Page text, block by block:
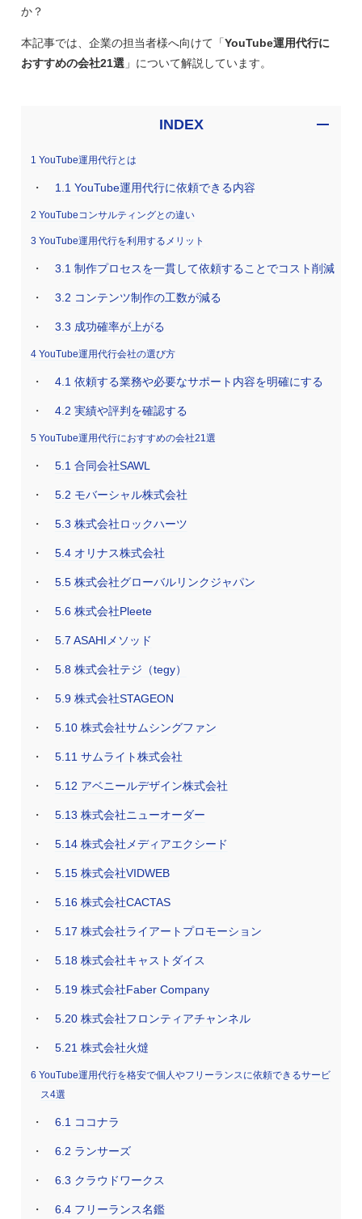
か？
本記事では、企業の担当者様へ向けて「YouTube運用代行に
おすすめの会社21選 」について解説しています。
INDEX
1 YouTube運用代行とは
1.1 YouTube運用代行に依頼できる内容
2 YouTubeコンサルティングとの違い
3 YouTube運用代行を利用するメリット
3.1 制作プロセスを一貫して依頼することでコスト削減
3.2 コンテンツ制作の工数が減る
3.3 成功確率が上がる
4YouTube運用代行会社の選び方
4.1 依頼する業務や必要なサポート内容を明確にする
4.2 実績や評判を確認する
5YouTube運用代行におすすめの会社21選
5.1 合同会社SAWL
5.2 モバーシャル株式会社
5.3 株式会社ロックハーツ
5.4オリナス株式会社
5.5株式会社グローバルリンクジャパン
5.6株式会社Pleete
5.7 ASAHIメソッド
5.8 株式会社テジ（tegy）
5.9株式会社STAGEON
5.10株式会社サムシングファン
5.11 サムライト株式会社
5.12 アベニールデザイン株式会社
5.13 株式会社ニューオーダー
5.14株式会社メディアエクシード
5.15株式会社VIDWEB
5.16株式会社CACTAS
5.17 株式会社ライアートプロモーション
5.18 株式会社キャストダイス
5.19株式会社Faber Company
5.20株式会社フロンティアチャンネル
5.21 株式会社火燵
6 YouTube運用代行を格安で個人やフリーランスに依頼できるサービ
ス4選
6.1 ココナラ
6.2 ランサーズ
6.3 クラウドワークス
6.4フリーランス名鑑